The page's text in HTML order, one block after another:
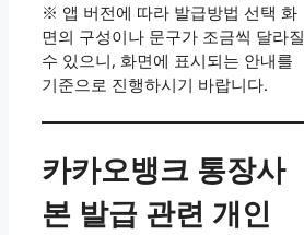
※ 앱 버전에 따라 발급방법 선택 화
면의 구성이나 문구가 조금씩 달라질
수 있으니, 화면에 표시되는 안내를
기준으로 진행하시기 바랍니다.
카카오뱅크 통장사
본 발급 관련 개인